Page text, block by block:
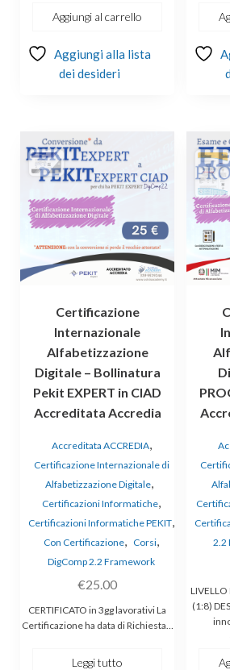
Aggiungi al carrello
Aggiungi alla lista
dei desideri
Certificazione
Internazionale
Alfabetizzazione
Digitale – Bollinatura
Pekit EXPERT in CIAD
Accreditata Accredia
Accreditata ACCREDIA
Certificazione Internazionale di
Alfabetizzazione Digitale
Certificazioni Informatiche
Certificazioni Informatiche PEKIT
Con Certificazione Corsi
DigComp 2.2 Framework
€25.00
CERTIFICATO in 3gg lavorativi La
Certificazione ha data di Richiesta…
Leggi tutto
2.2
(1:8)